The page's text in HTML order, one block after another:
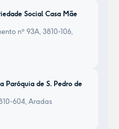
Social Casa Mãe
nº 93A, 3810-106,
Paróquia de S. Pedro de
604, Aradas